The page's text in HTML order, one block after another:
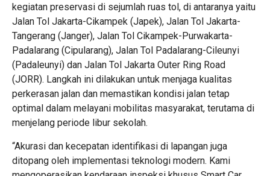
kegiatan preservasi di sejumlah ruas tol, di antaranya yaitu
Jalan Tol Jakarta-Cikampek (Japek), Jalan Tol Jakarta-
Tangerang (Janger), Jalan Tol Cikampek-Purwakarta-
Padalarang (Cipularang), Jalan Tol Padalarang-Cileunyi
(Padaleunyi) dan Jalan Tol Jakarta Outer Ring Road
(JORR). Langkah ini dilakukan untuk menjaga kualitas
perkerasan jalan dan memastikan kondisi jalan tetap
optimal dalam melayani mobilitas masyarakat, terutama di
menjelang periode libur sekolah.
“Akurasi dan kecepatan identifikasi di lapangan juga
ditopang oleh implementasi teknologi modern. Kami